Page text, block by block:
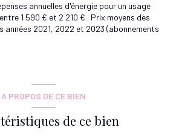
annuelles d'énergie pour un usage
1 590 € et 2 210 € . Prix moyens des
années 2021, 2022 et 2023 (abonnements
A PROPOS DE CE BIEN
de ce bien